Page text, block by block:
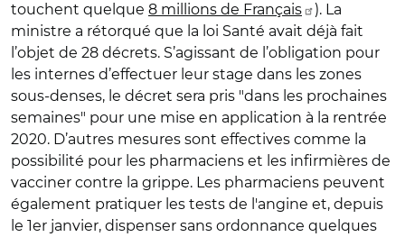
touchent quelque 8 millions de Français
). La
ministre a rétorqué que la loi Santé avait déjà fait
l’objet de 28 décrets. S’agissant de l’obligation pour
les internes d’effectuer leur stage dans les zones
sous-denses, le décret sera pris "dans les prochaines
semaines" pour une mise en application à la rentrée
2020. D’autres mesures sont effectives comme la
possibilité pour les pharmaciens et les infirmières de
vacciner contre la grippe. Les pharmaciens peuvent
également pratiquer les tests de l'angine et, depuis
le 1er janvier, dispenser sans ordonnance quelques